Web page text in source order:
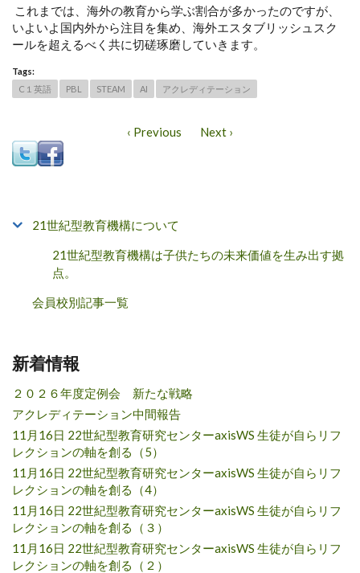
これまでは、海外の教育から学ぶ割合が多かったのですが、
いよいよ国内外から注目を集め、海外エスタブリッシュスク
ールを超えるべく共に切磋琢磨していきます。
Tags:
C１英語
PBL STEAM AI アクレディテーション
‹ Previous Next ›
21世紀型教育機構について
21世紀型教育機構は子供たちの未来価値を生み出す拠
点。
会員校別記事一覧
新着情報
２０２６年度定例会 新たな戦略
アクレディテーション中間報告
11月16日 22世紀型教育研究センターaxisWS 生徒が自らリフ
レクションの軸を創る（5）
11月16日 22世紀型教育研究センターaxisWS 生徒が自らリフ
レクションの軸を創る（4）
11月16日 22世紀型教育研究センターaxisWS 生徒が自らリフ
レクションの軸を創る（３）
11月16日 22世紀型教育研究センターaxisWS 生徒が自らリフ
レクションの軸を創る（２）